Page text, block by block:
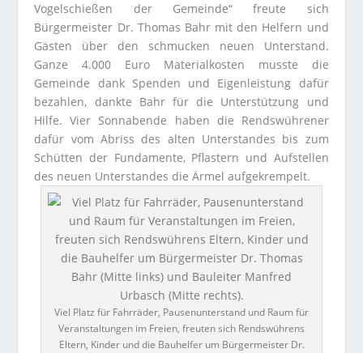
Vogelschießen der Gemeinde“ freute sich
Bürgermeister Dr. Thomas Bahr mit den Helfern und
Gästen über den schmucken neuen Unterstand.
Ganze 4.000 Euro Materialkosten musste die
Gemeinde dank Spenden und Eigenleistung dafür
bezahlen, dankte Bahr für die Unterstützung und
Hilfe. Vier Sonnabende haben die Rendswührener
dafür vom Abriss des alten Unterstandes bis zum
Schütten der Fundamente, Pflastern und Aufstellen
des neuen Unterstandes die Ärmel aufgekrempelt.
Viel Platz für Fahrräder, Pausenunterstand und Raum für
Veranstaltungen im Freien, freuten sich Rendswührens
Eltern, Kinder und die Bauhelfer um Bürgermeister Dr.